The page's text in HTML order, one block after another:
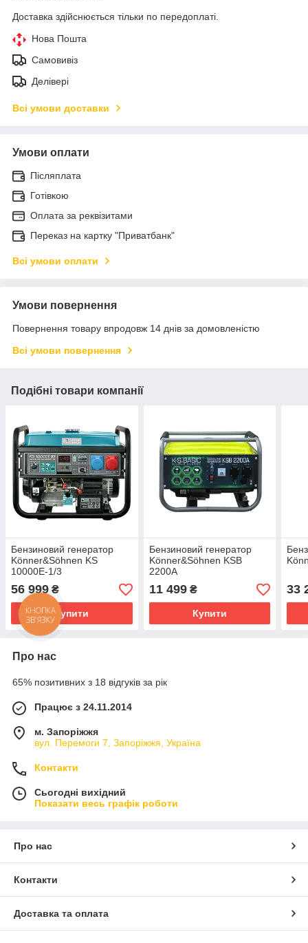
Доставка здійснюється тільки по передоплаті.
Нова Пошта
Самовивіз
Делівері
Всі умови доставки
Умови оплати
Післяплата
Готівкою
Оплата за реквізитами
Переказ на картку "Приватбанк"
Всі умови оплати
Умови повернення
Повернення товару впродовж 14 днів за домовленістю
Всі умови повернення
Подібні товари компанії
Бензиновий генератор
Könner&Söhnen KS
10000E-1/3
56 999 ₴
Купити
Бензиновий генератор
Könner&Söhnen KSB
2200А
11 499₴
Купити
33
Про нас
65% позитивних з 18 відгуків за рік
Працює з 24.11.2014
м. Запоріжжя
вул. Перемоги 7, Запоріжжя, Україна
Контакти
Сьогодні вихідний
Показати весь графік роботи
Про нас
Контакти
Доставка та оплата
КНОПКА
ЗВ'ЯЗКУ